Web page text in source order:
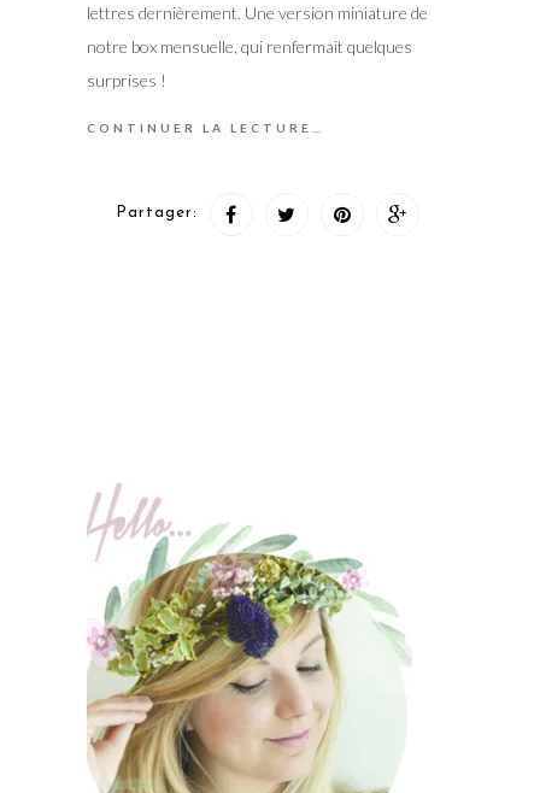
lettres dernièrement. Une version miniature de
notre box mensuelle, qui renfermait quelques
surprises !
CONTINUER LA LECTURE…
Partager: